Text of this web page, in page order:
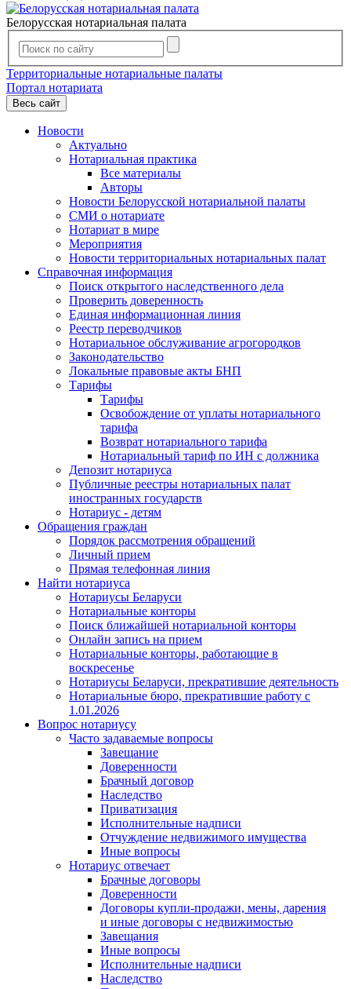
Белорусская нотариальная палата
Территориальные нотариальные палаты
Портал нотариата
Весь сайт
Новости
Актуально
Нотариальная практика
Все материалы
Авторы
Новости Белорусской нотариальной палаты
СМИ о нотариате
Нотариат в мире
Мероприятия
Новости территориальных нотариальных палат
Справочная информация
Поиск открытого наследственного дела
Проверить доверенность
Единая информационная линия
Реестр переводчиков
Нотариальное обслуживание агрогородков
Законодательство
Локальные правовые акты БНП
Тарифы
Тарифы
Освобождение от уплаты нотариального
тарифа
Возврат нотариального тарифа
Нотариальный тариф по ИН с должника
Депозит нотариуса
Публичные реестры нотариальных палат
иностранных государств
Нотариус - детям
Обращения граждан
Порядок рассмотрения обращений
Личный прием
Прямая телефонная линия
Найти нотариуса
Нотариусы Беларуси
Нотариальные конторы
Поиск ближайшей нотариальной конторы
Онлайн запись на прием
Нотариальные конторы, работающие в
воскресенье
Нотариусы Беларуси, прекратившие деятельность
Нотариальные бюро, прекратившие работу с
1.01.2026
Вопрос нотариусу
Часто задаваемые вопросы
Завещание
Доверенности
Брачный договор
Наследство
Приватизация
Исполнительные надписи
Отчуждение недвижимого имущества
Иные вопросы
Нотариус отвечает
Брачные договоры
Доверенности
Договоры купли-продажи, мены, дарения
и иные договоры с недвижимостью
Завещания
Иные вопросы
Исполнительные надписи
Наследство